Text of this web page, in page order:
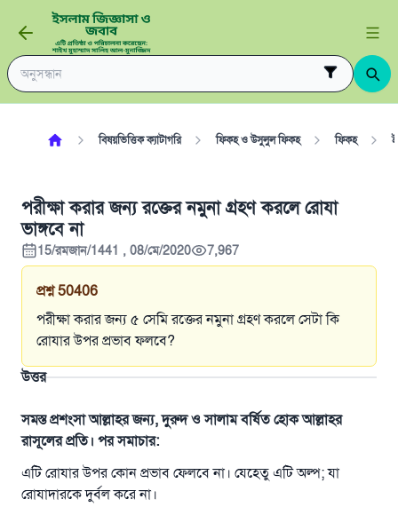
বিষয়ভিত্তিক ক্যাটাগরি ফিকহ ও উসুলুল ফিকহ ফিকহ
পরীক্ষা করার জন্য রক্তের নমুনা গ্রহণ করলে রোযা
ভাঙ্গবে না
15/রমজান/1441 , 08/মে/2020 7,967
প্রশ্ন 50406
পরীক্ষা করার জন্য ৫ সেমি রক্তের নমুনা গ্রহণ করলে সেটা কি
রোযার উপর প্রভাব ফলবে?
উত্তর
সমস্ত প্রশংসা আল্লাহর জন্য, দুরুদ ও সালাম বর্ষিত হোক আল্লাহর
রাসূলের প্রতি। পর সমাচার:
এটি রোযার উপর কোন প্রভাব ফেলবে না। যেহেতু এটি অল্প; যা
রোযাদারকে দুর্বল করে না।